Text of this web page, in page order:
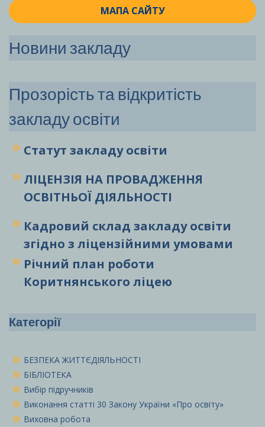
МАПА САЙТУ
Новини закладу
Прозорість та відкритість
закладу освіти
Статут закладу освіти
ЛІЦЕНЗІЯ НА ПРОВАДЖЕННЯ
ОСВІТНЬОЇ ДІЯЛЬНОСТІ
Кадровий склад закладу освіти
згідно з ліцензійними умовами
Річний план роботи
Коритнянського ліцею
Категорії
БЕЗПЕКА ЖИТТЄДІЯЛЬНОСТІ
БІБЛІОТЕКА
Вибір підручників
Виконання статті 30 Закону України «Про освіту»
Виховна робота